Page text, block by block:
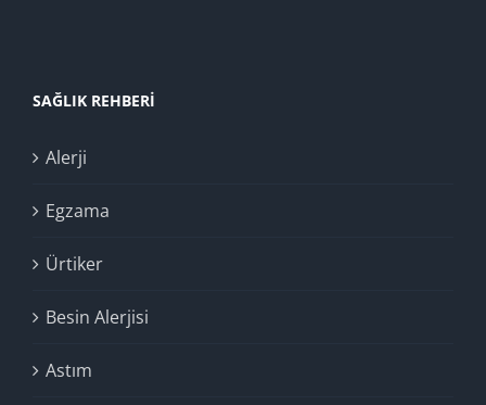
SAĞLIK REHBERI
Alerji
Egzama
Ürtiker
Besin Alerjisi
Astım